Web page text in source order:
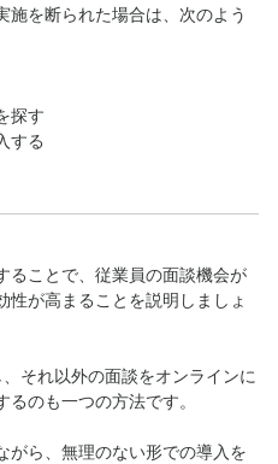
施を断られた場合は、次のよう
探す
する
ることで、従業員の面談機会が
性が高まることを説明しましょ
それ以外の面談をオンラインに
のも一つの方法です。
がら、無理のない形での導入を